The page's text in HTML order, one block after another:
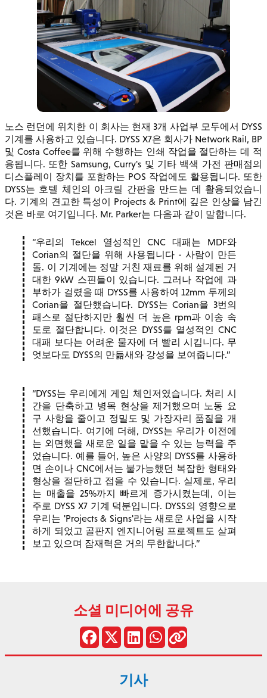
노스 런던에 위치한 이 회사는 현재 3개 사업부 모두에서 DYSS
기계를 사용하고 있습니다. DYSS X7은 회사가 Network Rail, BP
및 Costa Coffee를 위해 수행하는 인쇄 작업을 절단하는 데 적
용됩니다. 또한 Samsung, Curry's 및 기타 백색 가전 판매점의
디스플레이 장치를 포함하는 POS 작업에도 활용됩니다. 또한
DYSS는 호텔 체인의 아크릴 간판을 만드는 데 활용되었습니
다. 기계의 견고한 특성이 Projects & Print에 깊은 인상을 남긴
것은 바로 여기입니다. Mr. Parker는 다음과 같이 말합니다.
우리의 Tekcel 열성적인 CNC 대패는 MDF와
Corian의 절단을 위해 사용됩니다 - 사람이 만든
돌. 이 기계에는 정말 거친 재료를 위해 설계된 거
대한 9kW 스핀들이 있습니다. 그러나 작업에 과
부하가 걸렸을 때 DYSS를 사용하여 12mm 두께의
Corian을 절단했습니다. DYSS는 Corian을 3번의
패스로 절단하지만 훨씬 더 높은 rpm과 이송 속
도로 절단합니다. 이것은 DYSS를 열성적인 CNC
대패 보다는 어려운 물자에 더 빨리 시킵니다. 무
엇보다도 DYSS의 만듦새와 강성을 보여줍니다.
DYSS는 우리에게 게임 체인저였습니다. 처리 시
간을 단축하고 병목 현상을 제거했으며 노동 요
구 사항을 줄이고 정밀도 및 가장자리 품질을 개
선했습니다. 여기에 더해, DYSS는 우리가 이전에
는 외면했을 새로운 일을 맡을 수 있는 능력을 주
었습니다. 예를 들어, 높은 사양의 DYSS를 사용하
면 손이나 CNC에서는 불가능했던 복잡한 형태와
형상을 절단하고 접을 수 있습니다. 실제로, 우리
는 매출을 25%까지 빠르게 증가시켰는데, 이는
주로 DYSS X7 기계 덕분입니다. DYSS의 영향으로
우리는 'Projects & Signs'라는 새로운 사업을 시작
하게 되었고 골판지 엔지니어링 프로젝트도 살펴
보고 있으며 잠재력은 거의 무한합니다.
소셜 미디어에 공유
기사